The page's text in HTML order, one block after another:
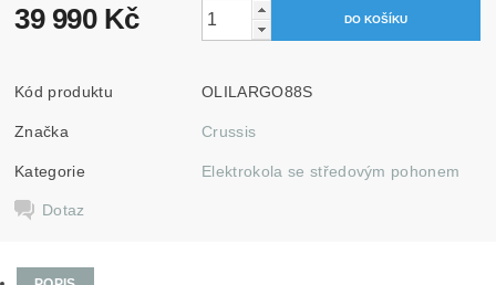
39 990 Kč
Kód produktu OLILARGO88S
Značka Crussis
Kategorie Elektrokola se středovým pohonem
Dotaz